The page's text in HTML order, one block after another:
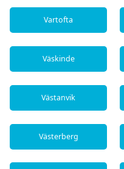
Vartofta
Väskinde
Västanvik
Västerberg